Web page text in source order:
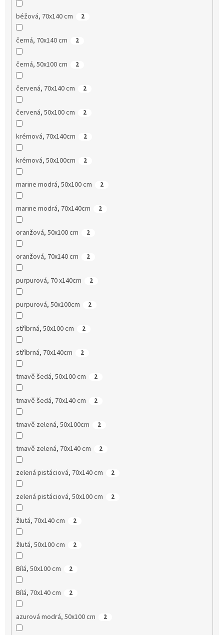
béžová, 70x140 cm 2
černá, 70x140 cm 2
černá, 50x100 cm 2
červená, 70x140 cm 2
červená, 50x100 cm 2
krémová, 70x140cm 2
krémová, 50x100cm 2
marine modrá, 50x100 cm 2
marine modrá, 70x140cm 2
oranžová, 50x100 cm 2
oranžová, 70x140 cm 2
purpurová, 70 x140cm 2
purpurová, 50x100cm 2
stříbrná, 50x100 cm 2
stříbrná, 70x140cm 2
tmavě šedá, 50x100 cm 2
tmavě šedá, 70x140 cm 2
tmavě zelená, 50x100cm 2
tmavě zelená, 70x140 cm 2
zelená pistáciová, 70x140 cm 2
zelená pistáciová, 50x100 cm 2
žlutá, 70x140 cm 2
žlutá, 50x100 cm 2
Bílá, 50x100 cm 2
Bílá, 70x140 cm 2
azurová modrá, 50x100 cm 2